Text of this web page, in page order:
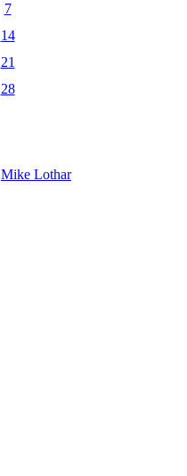
7
14
21
28
Mike Lothar